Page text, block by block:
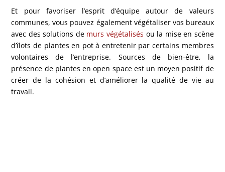
Et pour favoriser l’esprit d’équipe autour de valeurs
communes, vous pouvez également végétaliser vos bureaux
avec des solutions de murs végétalisés ou la mise en scène
d’îlots de plantes en pot à entretenir par certains membres
volontaires de l’entreprise. Sources de bien-être, la
présence de plantes en open space est un moyen positif de
créer de la cohésion et d’améliorer la qualité de vie au
travail.